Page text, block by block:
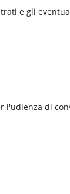
e gli
l'udienza di